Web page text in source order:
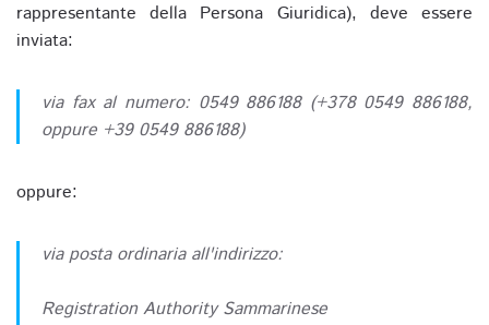
rappresentante della Persona Giuridica), deve essere
inviata:
via fax al numero: 0549 886188 (+378 0549 886188,
oppure +39 0549 886188)
oppure:
via posta ordinaria all'indirizzo:
Registration Authority Sammarinese